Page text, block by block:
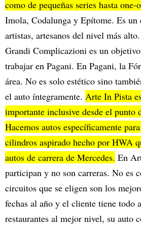
como de pequeñas series hasta one-
Imola, Codalunga y Epítome. Es un
artistas, artesanos del nivel más
Grandi Complicazioni es un
trabajar en Pagani. En Pagani, la
área. No es solo estético sino
el auto íntegramente. Arte In Pista
importante inclusive desde el punto
Hacemos autos específicamente
cilindros aspirado hecho por HWA
autos de carrera de Mercedes. En
participan y no son carreras. No es
circuitos que se eligen son los
fechas al año y el cliente tiene todo
restaurantes al mejor nivel, su auto